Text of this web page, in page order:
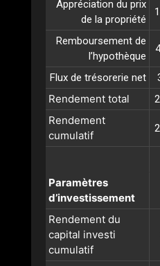
Appréciation du prix
de la propriété
Remboursement de
l’hypothèque
Flux de trésorerie net
Rendement total
Rendement
cumulatif
Paramètres
d’investissement
Rendement du
capital investi
cumulatif